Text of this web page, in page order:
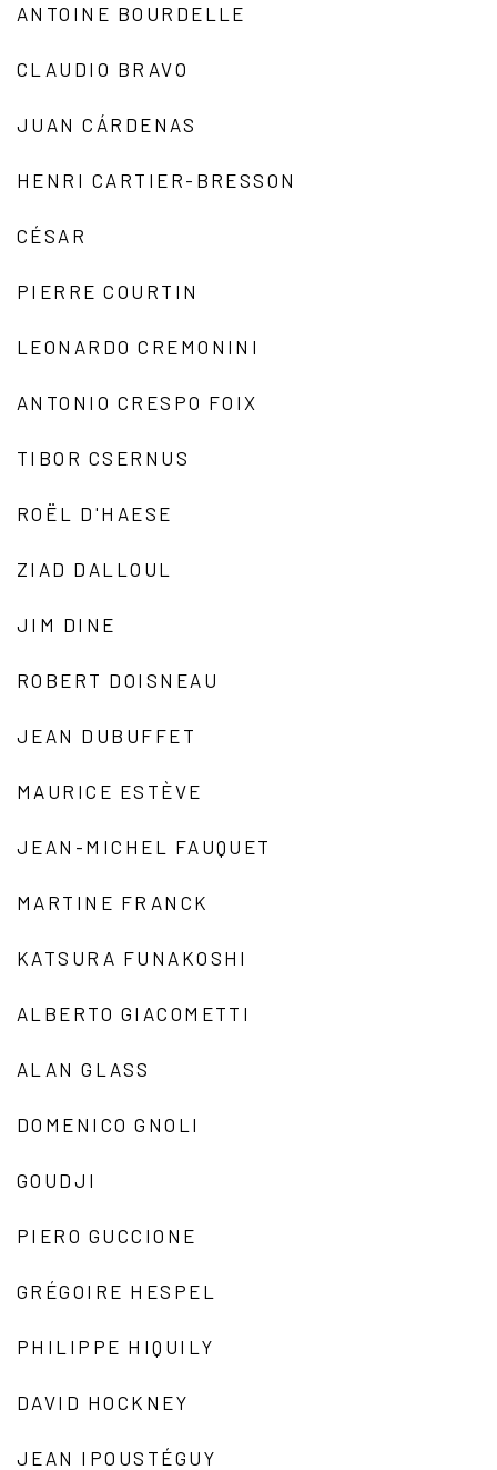
ANTOINE BOURDELLE
CLAUDIO BRAVO
JUAN CÁRDENAS
HENRI CARTIER-BRESSON
CÉSAR
PIERRE COURTIN
LEONARDO CREMONINI
ANTONIO CRESPO FOIX
TIBOR CSERNUS
ROËL D'HAESE
ZIAD DALLOUL
JIM DINE
ROBERT DOISNEAU
JEAN DUBUFFET
MAURICE ESTÈVE
JEAN-MICHEL FAUQUET
MARTINE FRANCK
KATSURA FUNAKOSHI
ALBERTO GIACOMETTI
ALAN GLASS
DOMENICO GNOLI
GOUDJI
PIERO GUCCIONE
GRÉGOIRE HESPEL
PHILIPPE HIQUILY
DAVID HOCKNEY
JEAN IPOUSTÉGUY